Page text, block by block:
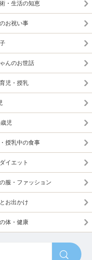
・生活の知恵
お祝い事
んのお世話
児・授乳
児
授乳中の食事
イエット
服・ファッション
お出かけ
体・健康